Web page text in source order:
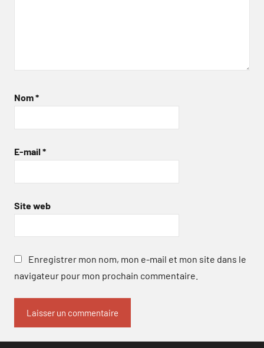
Nom*
E-mail *
Site web
Enregistrer mon nom, mon e-mail et mon site dans le
navigateur pour mon prochain commentaire.